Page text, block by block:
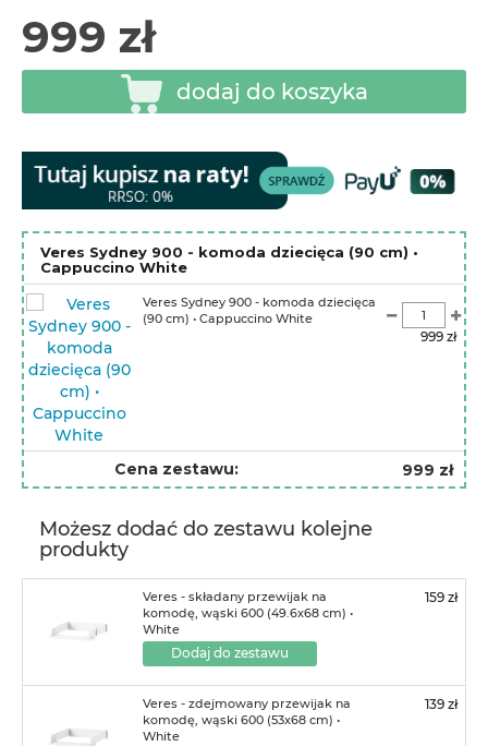
999 zł
dodaj do koszyka
Veres Sydney 900 - komoda dziecięca (90 cm) •
Cappuccino White
Veres Sydney 900 - komoda dziecięca
(90 cm) • Cappuccino White
999 zł
Cena zestawu: 999 zł
Możesz dodać do zestawu kolejne
produkty
Veres - składany przewijak na
komodę, wąski 600 (49.6х68 cm) •
White
Dodaj do zestawu
159 zł
Veres - zdejmowany przewijak na
komodę, wąski 600 (53х68 cm) •
White
139 zł